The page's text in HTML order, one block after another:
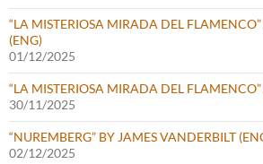
“LA MISTERIOSA MIRADA DEL
(ENG)
01/12/2025
“LA MISTERIOSA MIRADA DEL
30/11/2025
“NUREMBERG” BY JAMES VANDERBILT
02/12/2025